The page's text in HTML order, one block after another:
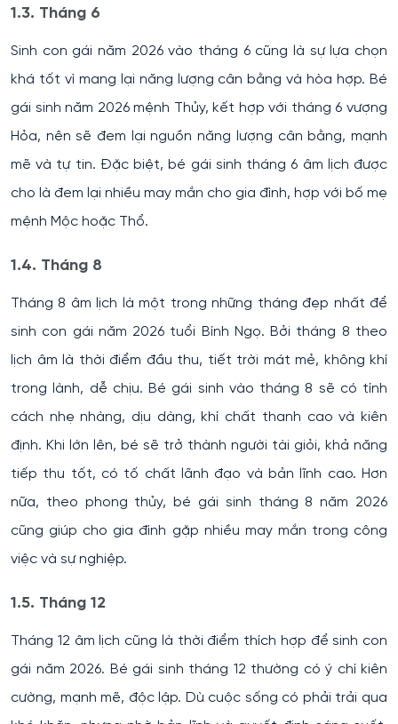
1.3. Tháng 6
Sinh con gái năm 2026 vào tháng 6 cũng là sự lựa chọn
khá tốt vì mang lại năng lượng cân bằng và hòa hợp. Bé
gái sinh năm 2026 mệnh Thủy, kết hợp với tháng 6 vượng
Hỏa, nên sẽ đem lại nguồn năng lượng cân bằng, mạnh
mẽ và tự tin. Đặc biệt, bé gái sinh tháng 6 âm lịch được
cho là đem lại nhiều may mắn cho gia đình, hợp với bố mẹ
mệnh Mộc hoặc Thổ.
1.4. Tháng 8
Tháng 8 âm lịch là một trong những tháng đẹp nhất để
sinh con gái năm 2026 tuổi Bính Ngọ. Bởi tháng 8 theo
lịch âm là thời điểm đầu thu, tiết trời mát mẻ, không khí
trong lành, dễ chịu. Bé gái sinh vào tháng 8 sẽ có tính
cách nhẹ nhàng, dịu dàng, khí chất thanh cao và kiên
định. Khi lớn lên, bé sẽ trở thành người tài giỏi, khả năng
tiếp thu tốt, có tố chất lãnh đạo và bản lĩnh cao. Hơn
nữa, theo phong thủy, bé gái sinh tháng 8 năm 2026
cũng giúp cho gia đình gặp nhiều may mắn trong công
việc và sự nghiệp.
1.5. Tháng 12
Tháng 12 âm lịch cũng là thời điểm thích hợp để sinh con
gái năm 2026. Bé gái sinh tháng 12 thường có ý chí kiên
cường, mạnh mẽ, độc lập. Dù cuộc sống có phải trải qua